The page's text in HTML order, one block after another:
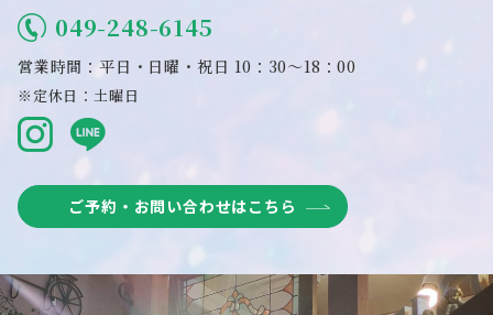
049-248-6145
営業時間：平日・日曜・祝日 10：30～18：00
※定休日：土曜日
ご予約・お問い合わせはこちら